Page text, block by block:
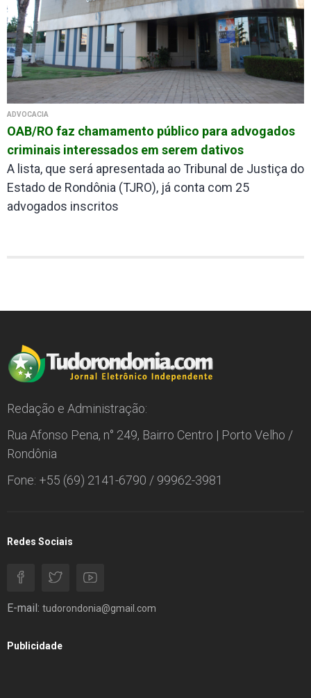
ADVOCACIA
OAB/RO faz chamamento público para advogados
criminais interessados em serem dativos
A lista, que será apresentada ao Tribunal de Justiça do
Estado de Rondônia (TJRO), já conta com 25
advogados inscritos
Redação e Administração:
Rua Afonso Pena, n° 249, Bairro Centro | Porto Velho /
Rondônia
Fone: +55 (69) 2141-6790 / 99962-3981
Redes Sociais
E-mail: tudorondonia@gmail.com
Publicidade